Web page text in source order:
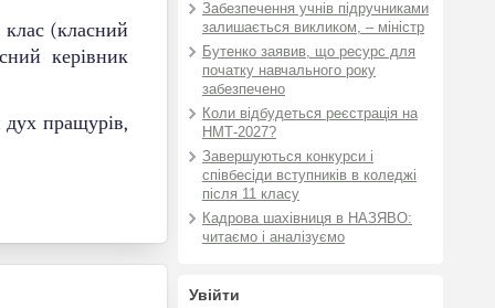
(класний
керівник
дух пращурів,
Забезпечення учнів підручниками
залишається викликом, – міністр
Бутенко заявив, що ресурс для
початку навчального року
забезпечено
Коли відбудеться реєстрація на
НМТ-2027?
Завершуються конкурси і
співбесіди вступників в коледжі
після 11 класу
Кадрова шахівниця в НАЗЯВО:
читаємо і аналізуємо
Увійти